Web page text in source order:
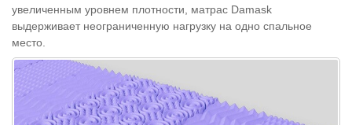
увеличенным уровнем плотности, матрас Damask
выдерживает неограниченную нагрузку на одно спальное
место.